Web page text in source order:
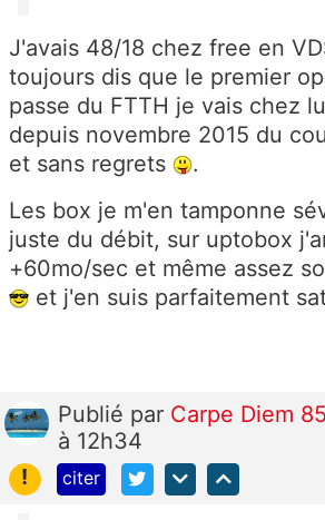
J'avais 48/18 chez free en
toujours dis que le premier
passe du FTTH je vais chez
depuis novembre 2015 du
et sans regrets
.
Les box je m'en tamponne
juste du débit, sur uptobox
+60mo/sec et même assez
et j'en suis parfaitement
Publié par Carpe Diem 85
à 12h34
!
citer